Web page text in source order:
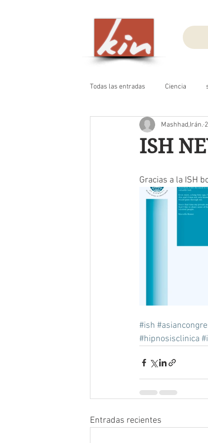
Todas las entradas Ciencia
ISH
Mashhad,Irán.
Gracias a la ISH
#ish
#hipnosisclinica
Entradas recientes